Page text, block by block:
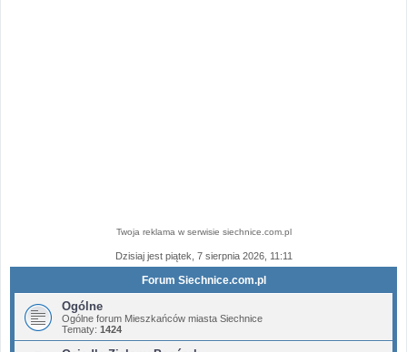
Twoja reklama w serwisie siechnice.com.pl
Dzisiaj jest piątek, 7 sierpnia 2026, 11:11
Forum Siechnice.com.pl
Ogólne
Ogólne forum Mieszkańców miasta Siechnice
Tematy: 1424